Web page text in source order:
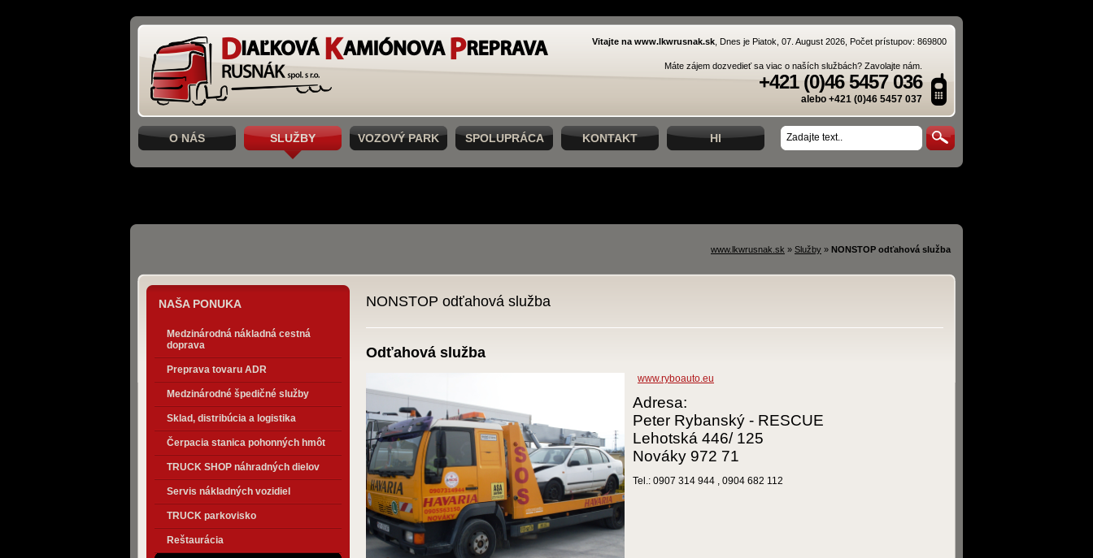
Vitajte na www.lkwrusnak.sk , Dnes je Piatok, 07. August 2026, Počet prístupov: 869800
Máte zájem dozvedieť sa viac o naších službách? Zavolajte nám.
+421 (0)46 5457 036
alebo +421 (0)46 5457 037
O NÁS SLUŽBY VOZOVÝ PARK SPOLUPRÁCA KONTAKT HI
www.lkwrusnak.sk » Služby » NONSTOP odťahová služba
NAŠA PONUKA
Medzinárodná nákladná cestná
doprava
Preprava tovaru ADR
Medzinárodné špedičné služby
Sklad, distribúcia a logistika
Čerpacia stanica pohonných hmôt
TRUCK SHOP náhradných dielov
Servis nákladných vozidiel
TRUCK parkovisko
Reštaurácia
NONSTOP odťahová služba
Odťahová služba
www.ryboauto.eu
Adresa:
Peter Rybanský - RESCUE
Lehotská 446/ 125
Nováky 972 71
Tel.: 0907 314 944 , 0904 682 112